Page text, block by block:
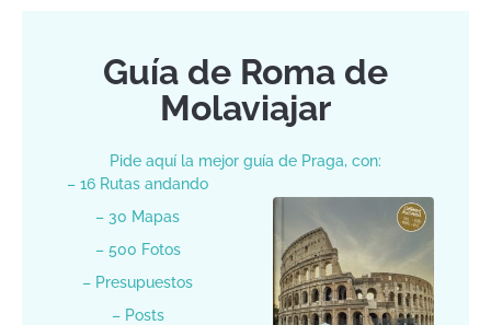
Guía de Roma de
Molaviajar
Pide aquí la mejor guía de Praga, con:
– 16 Rutas andando
– 30 Mapas
– 500 Fotos
– Presupuestos
– Posts